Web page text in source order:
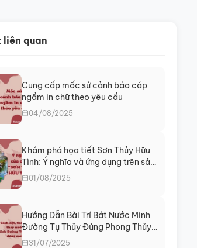
liên quan
Cung cấp mốc sứ cảnh báo cáp
ngầm in chữ theo yêu cầu
04/08/2025
Khám phá họa tiết Sơn Thủy Hữu
Tình: Ý nghĩa và ứng dụng trên sản
phẩm gốm sứ Bát Tràng
01/08/2025
Hướng Dẫn Bài Trí Bát Nước Minh
Đường Tụ Thủy Đúng Phong Thủy
Chiêu Tài, Giữ Lộc
31/07/2025